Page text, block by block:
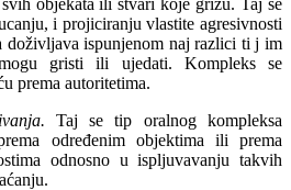
i projiciranju vlastite agresivnosti
doživljava ispunjenom naj razlici ti j im
gristi ili ujedati. Kompleks se
prema autoritetima.
Taj se tip oralnog kompleksa
određenim objektima ili prema
odnosno u ispljuvavanju takvih